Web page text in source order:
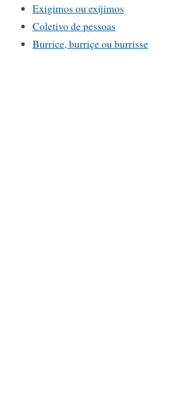
Exigimos ou exijimos
Coletivo de pessoas
Burrice, burriçe ou burrisse